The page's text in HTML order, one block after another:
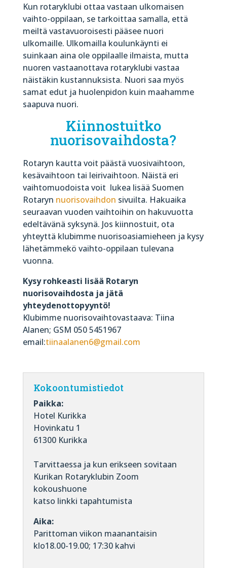
Kun rotaryklubi ottaa vastaan ulkomaisen
vaihto-oppilaan, se tarkoittaa samalla, että
meiltä vastavuoroisesti pääsee nuori
ulkomaille. Ulkomailla koulunkäynti ei
suinkaan aina ole oppilaalle ilmaista, mutta
nuoren vastaanottava rotaryklubi vastaa
näistäkin kustannuksista. Nuori saa myös
samat edut ja huolenpidon kuin maahamme
saapuva nuori.
Kiinnostuitko
nuorisovaihdosta?
Rotaryn kautta voit päästä vuosivaihtoon,
kesävaihtoon tai leirivaihtoon. Näistä eri
vaihtomuodoista voit lukea lisää Suomen
Rotaryn nuorisovaihdon sivuilta. Hakuaika
seuraavan vuoden vaihtoihin on hakuvuotta
edeltävänä syksynä. Jos kiinnostuit, ota
yhteyttä klubimme nuorisoasiamieheen ja kysy
lähetämmekö vaihto-oppilaan tulevana
vuonna.
Kysy rohkeasti lisää Rotaryn
nuorisovaihdosta ja jätä
yhteydenottopyyntö!
Klubimme nuorisovaihtovastaava: Tiina
Alanen; GSM 050 5451967
email:tiinaalanen6@gmail.com
Kokoontumistiedot
Paikka:
Hotel Kurikka
Hovinkatu 1
61300 Kurikka
Tarvittaessa ja kun erikseen sovitaan
Kurikan Rotaryklubin Zoom
kokoushuone
katso linkki tapahtumista
Aika:
Parittoman viikon maanantaisin
klo18.00-19.00; 17:30 kahvi